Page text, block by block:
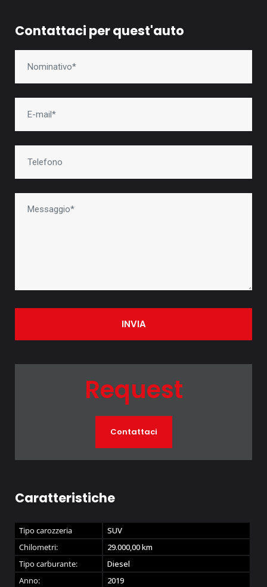
Contattaci per quest'auto
INVIA
Request
Contattaci
Caratteristiche
Tipo carozzeria
SUV
Chilometri:
29.000,00km
Tipo carburante:
Diesel
Anno:
2019